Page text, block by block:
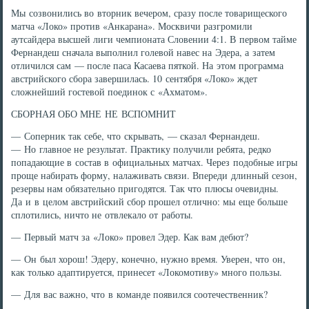
Мы созвонились во вторник вечером, сразу после товарищеского
матча «Локо» против «Анкарана». Москвичи разгромили
аутсайдера высшей лиги чемпионата Словении 4:1. В первом тайме
Фернандеш сначала выполнил голевой навес на Эдера, а затем
отличился сам — после паса Касаева пяткой. На этом программа
австрийского сбора завершилась. 10 сентября «Локо» ждет
сложнейший гостевой поединок с «Ахматом».
СБОРНАЯ ОБО МНЕ НЕ ВСПОМНИТ
— Соперник так себе, что скрывать, — сказал Фернандеш.
— Но главное не результат. Практику получили ребята, редко
попадающие в состав в официальных матчах. Через подобные игры
проще набирать форму, налаживать связи. Впереди длинный сезон,
резервы нам обязательно пригодятся. Так что плюсы очевидны.
Да и в целом австрийский сбор прошел отлично: мы еще больше
сплотились, ничто не отвлекало от работы.
— Первый матч за «Локо» провел Эдер. Как вам дебют?
— Он был хорош! Эдеру, конечно, нужно время. Уверен, что он,
как только адаптируется, принесет «Локомотиву» много пользы.
— Для вас важно, что в команде появился соотечественник?